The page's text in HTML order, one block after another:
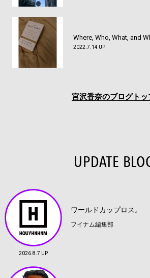
Where, Who, What, and
2022.7.14 UP
宮沢香奈のブログトッ
UPDATE
2026.8.7 UP
ワールドカップロス。
フイナム編集部